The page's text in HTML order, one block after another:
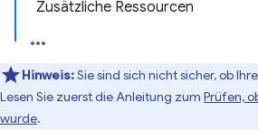
Zusätzliche Ressourcen
Hinweis:Sie sind sich nicht sicher, ob
Lesen Sie zuerst die Anleitung zum Prüfen,
wurde.